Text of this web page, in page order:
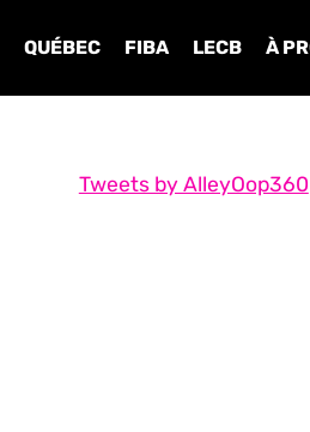
QUÉBEC FIBA LECB À
Tweets by AlleyOop360